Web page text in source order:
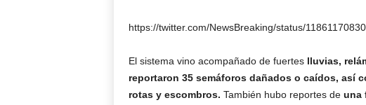
https://twitter.com/NewsBreaking/status/
El sistema vino acompañado de fuerteslluvias,
reportaron 35 semáforos dañados o caídos, así
rotas y escombros. También hubo reportes deuna